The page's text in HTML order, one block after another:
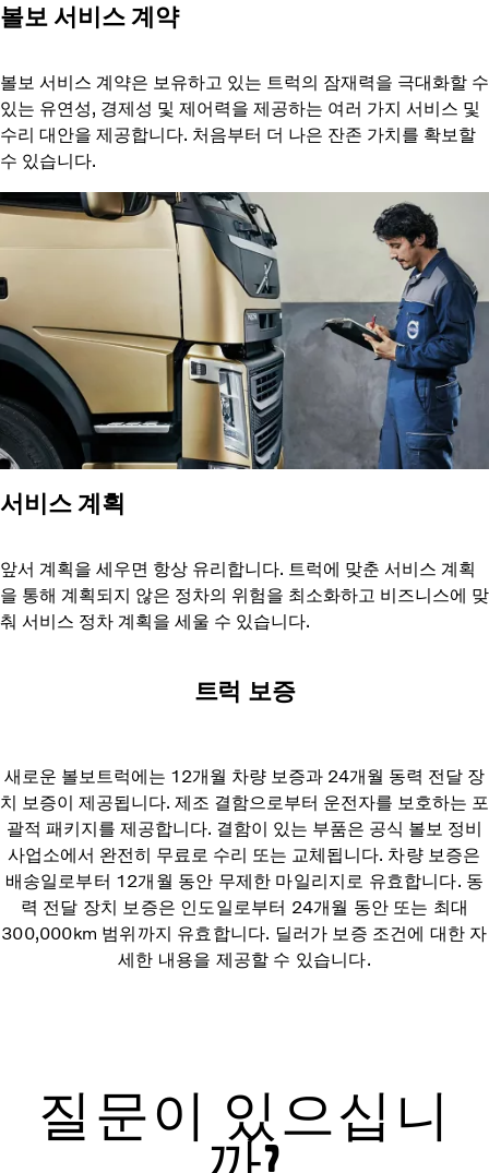
볼보 서비스 계약
볼보 서비스 계약은 보유하고 있는 트럭의 잠재력을 극대화할 수
있는 유연성, 경제성 및 제어력을 제공하는 여러 가지 서비스 및
수리 대안을 제공합니다. 처음부터 더 나은 잔존 가치를 확보할
수 있습니다.
서비스 계획
앞서 계획을 세우면 항상 유리합니다. 트럭에 맞춘 서비스 계획
을 통해 계획되지 않은 정차의 위험을 최소화하고 비즈니스에 맞
춰 서비스 정차 계획을 세울 수 있습니다.
트럭 보증
새로운 볼보트럭에는 12개월 차량 보증과 24개월 동력 전달 장
치 보증이 제공됩니다. 제조 결함으로부터 운전자를 보호하는 포
괄적 패키지를 제공합니다. 결함이 있는 부품은 공식 볼보 정비
사업소에서 완전히 무료로 수리 또는 교체됩니다. 차량 보증은
배송일로부터 12개월 동안 무제한 마일리지로 유효합니다. 동
력 전달 장치 보증은 인도일로부터 24개월 동안 또는 최대
300,000km 범위까지 유효합니다. 딜러가 보증 조건에 대한 자
세한 내용을 제공할 수 있습니다.
질문이 있으십니